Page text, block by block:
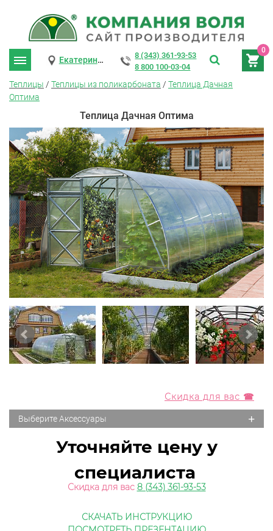
0
Екатеринбург
8 (343) 361-93-53
8 800 100-03-04
Теплицы / Теплицы из поликарбоната / Теплица Дачная
Оптима
Теплица Дачная Оптима
Скидка для вас ☎
Выберите Аксессуары +
Уточняйте цену у
специалиста
Скидка для вас 8 (343) 361-93-53
СКАЧАТЬ ИНСТРУКЦИЮ